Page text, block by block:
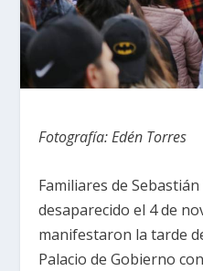
Fotografía: Edén Torres
Familiares de Sebastián
desaparecido el 4 de
manifestaron la tarde
Palacio de Gobierno